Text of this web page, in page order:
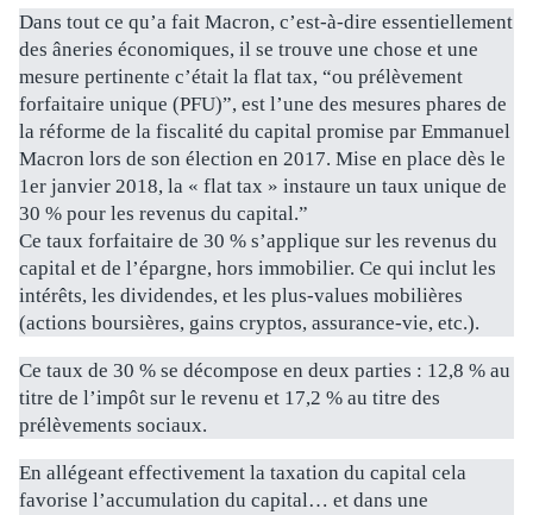
Dans tout ce qu’a fait Macron, c’est-à-dire essentiellement
des âneries économiques, il se trouve une chose et une
mesure pertinente c’était la flat tax, “ou prélèvement
forfaitaire unique (PFU)”, est l’une des mesures phares de
la réforme de la fiscalité du capital promise par Emmanuel
Macron lors de son élection en 2017. Mise en place dès le
1er janvier 2018, la « flat tax » instaure un taux unique de
30 % pour les revenus du capital.”
Ce taux forfaitaire de 30 % s’applique sur les revenus du
capital et de l’épargne, hors immobilier. Ce qui inclut les
intérêts, les dividendes, et les plus-values mobilières
(actions boursières, gains cryptos, assurance-vie, etc.).
Ce taux de 30 % se décompose en deux parties : 12,8 % au
titre de l’impôt sur le revenu et 17,2 % au titre des
prélèvements sociaux.
En allégeant effectivement la taxation du capital cela
favorise l’accumulation du capital… et dans une